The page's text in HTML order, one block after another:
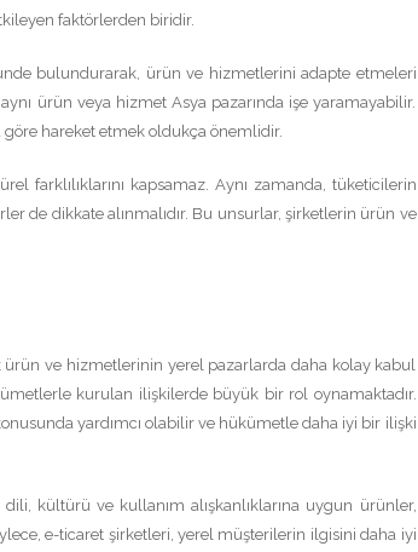
faktörlerden biridir.
bulundurarak, ürün ve hizmetlerini adapte etmeleri
ürün veya hizmet Asya pazarında işe yaramayabilir.
hareket etmek oldukça önemlidir.
farklılıklarını kapsamaz. Aynı zamanda, tüketicilerin
de dikkate alınmalıdır. Bu unsurlar, şirketlerin ürün ve
ve hizmetlerinin yerel pazarlarda daha kolay kabul
kurulan ilişkilerde büyük bir rol oynamaktadır.
yardımcı olabilir ve hükümetle daha iyi bir ilişki
kültürü ve kullanım alışkanlıklarına uygun ürünler,
e-ticaret şirketleri, yerel müşterilerin ilgisini daha iyi